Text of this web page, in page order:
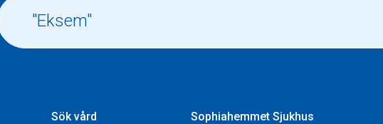
Sök vård
Sophiahemmet Sjukhus